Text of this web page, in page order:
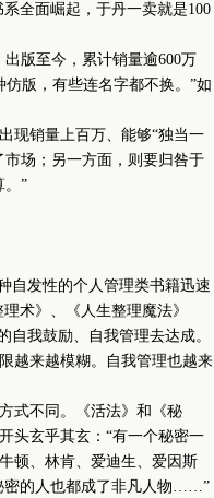
系全面崛起，于丹一卖就是100
版至今，累计销量逾600万
版，有些连名字都不换。”如
销量上百万、能够“独当一
场；另一方面，则要归咎于
算。”
发性的个人管理类书籍迅速
术》、《人生整理魔法》
我鼓励、自我管理去达成。
来越模糊。自我管理也越来
式不同。《活法》和《秘
头玄乎其玄：“有一个秘密一
顿、林肯、爱迪生、爱因斯
密的人也都成了非凡人物……”